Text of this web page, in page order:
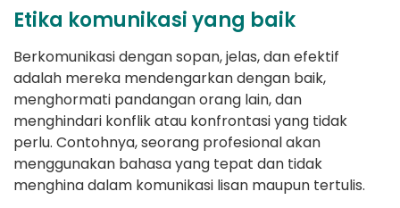
Etika komunikasi yang baik
Berkomunikasi dengan sopan, jelas, dan efektif
adalah mereka mendengarkan dengan baik,
menghormati pandangan orang lain, dan
menghindari konflik atau konfrontasi yang tidak
perlu. Contohnya, seorang profesional akan
menggunakan bahasa yang tepat dan tidak
menghina dalam komunikasi lisan maupun tertulis.